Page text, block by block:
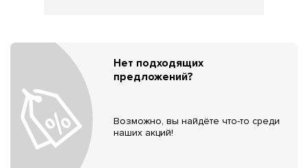
Нет подходящих
предложений?
Возможно, вы найдёте что-то среди
наших акций!